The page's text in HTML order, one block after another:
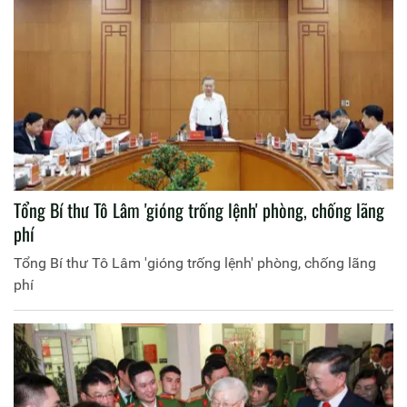
Tổng Bí thư Tô Lâm 'gióng trống lệnh' phòng, chống lãng
phí
Tổng Bí thư Tô Lâm 'gióng trống lệnh' phòng, chống lãng
phí